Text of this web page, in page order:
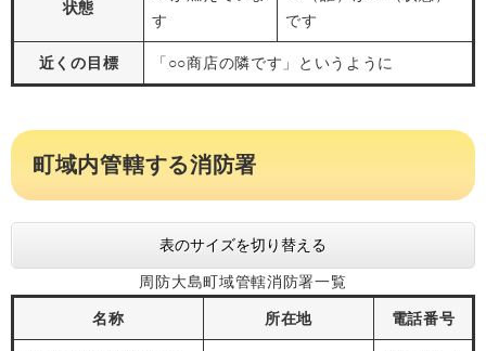
状態
す
です
近くの目標 「○○商店の隣です」というように
町域内管轄する消防署
表のサイズを切り替える
周防大島町域管轄消防署一覧
名称 所在地 電話番号